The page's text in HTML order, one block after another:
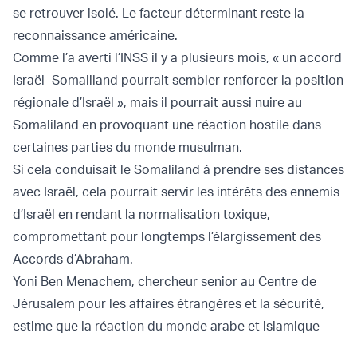
se retrouver isolé. Le facteur déterminant reste la
reconnaissance américaine.
Comme l’a averti l’INSS il y a plusieurs mois, « un accord
Israël–Somaliland pourrait sembler renforcer la position
régionale d’Israël », mais il pourrait aussi nuire au
Somaliland en provoquant une réaction hostile dans
certaines parties du monde musulman.
Si cela conduisait le Somaliland à prendre ses distances
avec Israël, cela pourrait servir les intérêts des ennemis
d’Israël en rendant la normalisation toxique,
compromettant pour longtemps l’élargissement des
Accords d’Abraham.
Yoni Ben Menachem, chercheur senior au Centre de
Jérusalem pour les affaires étrangères et la sécurité,
estime que la réaction du monde arabe et islamique